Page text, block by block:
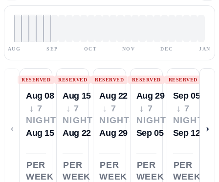
AUG SEP OCT NOV DEC JAN
‹
RESERVED
Aug 08
↓ 7
NIGHTS
Aug 15
PER
WEEK
RESERVED
Aug 15
↓ 7
NIGHTS
Aug 22
PER
WEEK
RESERVED
Aug 22
↓ 7
NIGHTS
Aug 29
PER
WEEK
RESERVED
Aug 29
↓ 7
NIGHTS
Sep 05
PER
WEEK
RESERVED
Sep 05
↓ 7
NIGHTS
Sep 12
PER
WEEK
›